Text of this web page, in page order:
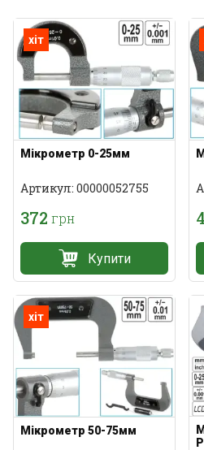
хіт
Мікрометр 0-25мм
Артикул: 00000052755
372 грн
Купити
хіт
Мікрометр 50-75мм